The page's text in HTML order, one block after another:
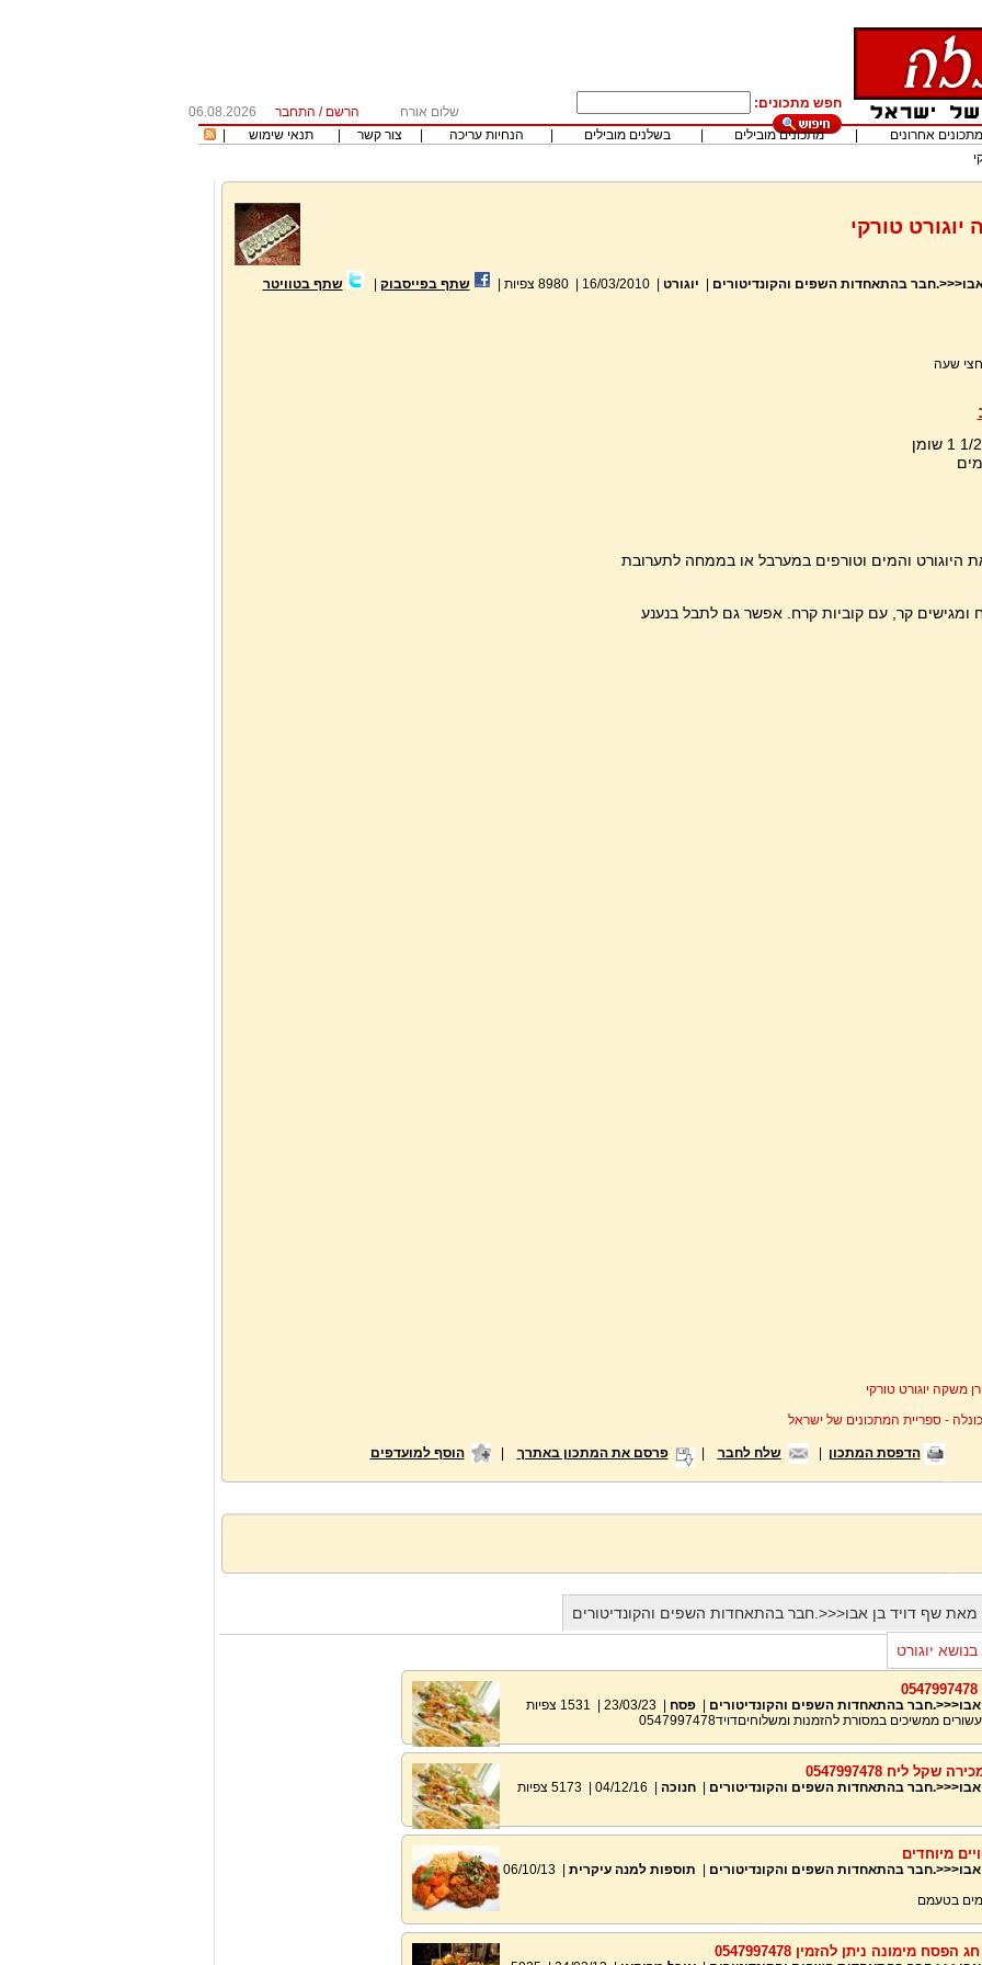
חפש מתכונים:
שלום אורח הרשם / התחבר
06.08.2026
מתכונים אחרונים מתכונים מובילים בשלנים מובילים הנחיות עריכה צור קשר תנאי שימוש
יוגורט טורקי
בהתאחדות השפים והקונדיטורים יוגורט |
16/03/2010
|
8980 צפיות שתף בפייסבוק שתף בטוויטר
שעה
היוגורט והמים וטורפים במערבל או בממחה לתערובת
ומגישים קר, עם קוביות קרח. אפשר גם לתבל בנענע
משקה יוגורט טורקי
- ספריית המתכונים של ישראל
הדפסת המתכון שלח לחבר פרסם את המתכון באתרך | הוסף למועדפים
מאת שף דויד בן אבו<<<.חבר בהתאחדות השפים והקונדיטורים
יוגורט
אבו<<<.חבר בהתאחדות השפים והקונדיטורים |פסח |
23/03/23
1531 צפיות
ליח 0547997478
אבו<<<.חבר בהתאחדות השפים והקונדיטורים |חנוכה 04/12/16
|
5173 צפיות
מיוחדים
אבו<<<.חבר בהתאחדות השפים והקונדיטורים תוספות למנה עיקרית |
06/10/13
בטעמם
מימונה ניתן להזמין 0547997478